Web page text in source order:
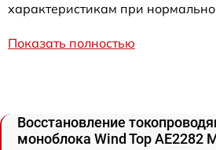
характеристикам при
Показать полностью
Восстановление
моноблока Wind Top AE2282